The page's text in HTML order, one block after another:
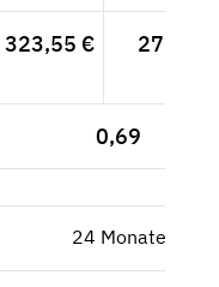
323,55 € 271,89
0,69
24 Monate